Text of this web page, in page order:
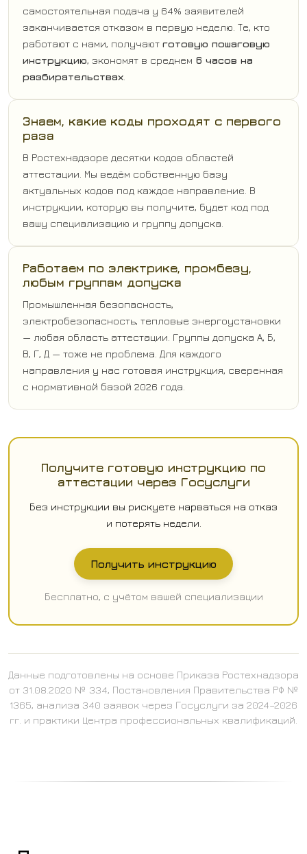
самостоятельная подача у 64% заявителей
заканчивается отказом в первую неделю. Те, кто
работают с нами, получают готовую пошаговую
инструкцию, экономят в среднем 6 часов на
разбирательствах
Знаем, какие коды проходят с первого
раза
В Ростехнадзоре десятки кодов областей
аттестации. Мы ведём собственную базу
актуальных кодов под каждое направление. В
инструкции, которую вы получите, будет код под
вашу специализацию и группу допуска.
Работаем по электрике, промбезу,
любым группам допуска
Промышленная безопасность,
электробезопасность, тепловые энергоустановки
— любая область аттестации. Группы допуска А, Б,
В, Г, Д — тоже не проблема. Для каждого
направления у нас готовая инструкция, сверенная
с нормативной базой 2026 года.
Получите готовую инструкцию по
аттестации через Госуслуги
Без инструкции вы рискуете нарваться на отказ
и потерять недели.
Получить инструкцию
Бесплатно, с учётом вашей специализации
Данные подготовлены на основе Приказа Ростехнадзора
от 31.08.2020 № 334, Постановления Правительства РФ №
1365, анализа 340 заявок через Госуслуги за 2024–2026
гг. и практики Центра профессиональных квалификаций.